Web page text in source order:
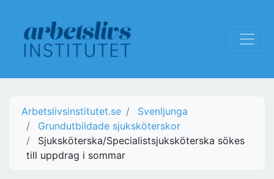
Arbetslivsinstitutet.se
Svenljunga
Grundutbildade sjuksköterskor
Sjuksköterska/Specialistsjuksköterska sökes
till uppdrag i sommar